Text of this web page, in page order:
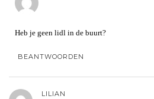
Heb je geen lidl in de buurt?
BEANTWOORDEN
LILIAN